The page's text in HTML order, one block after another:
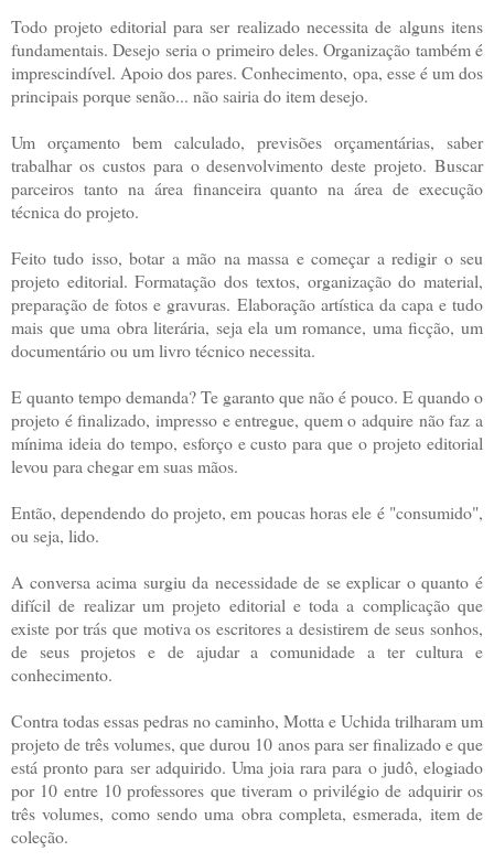
Todo projeto editorial para ser realizado necessita de alguns itens
fundamentais. Desejo seria o primeiro deles. Organização também é
imprescindível. Apoio dos pares. Conhecimento, opa, esse é um dos
principais porque senão... não sairia do item desejo.
Um orçamento bem calculado, previsões orçamentárias, saber
trabalhar os custos para o desenvolvimento deste projeto. Buscar
parceiros tanto na área financeira quanto na área de execução
técnica do projeto.
Feito tudo isso, botar a mão na massa e começar a redigir o seu
projeto editorial. Formatação dos textos, organização do material,
preparação de fotos e gravuras. Elaboração artística da capa e tudo
mais que uma obra literária, seja ela um romance, uma ficção, um
documentário ou um livro técnico necessita.
E quanto tempo demanda? Te garanto que não é pouco. E quando o
projeto é finalizado, impresso e entregue, quem o adquire não faz a
mínima ideia do tempo, esforço e custo para que o projeto editorial
levou para chegar em suas mãos.
Então, dependendo do projeto, em poucas horas ele é "consumido",
ou seja, lido.
A conversa acima surgiu da necessidade de se explicar o quanto é
difícil de realizar um projeto editorial e toda a complicação que
existe por trás que motiva os escritores a desistirem de seus sonhos,
de seus projetos e de ajudar a comunidade a ter cultura e
conhecimento.
Contra todas essas pedras no caminho, Motta e Uchida trilharam um
projeto de três volumes, que durou 10 anos para ser finalizado e que
está pronto para ser adquirido. Uma joia rara para o judô, elogiado
por 10 entre 10 professores que tiveram o privilégio de adquirir os
três volumes, como sendo uma obra completa, esmerada, item de
coleção.